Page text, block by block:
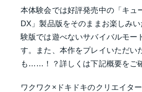
本体験会では好評発売中の「キュ
DX」製品版をそのままお楽しみ
験版では遊べないサバイバルモー
す。また、本作をプレイいただい
も……！？詳しくは下記概要をご
ワクワク×ドキドキのクリエイタ